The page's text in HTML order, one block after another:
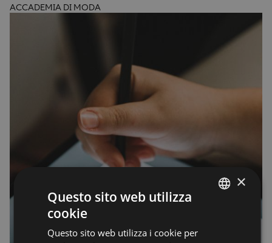
ACCADEMIA DI MODA
×
Questo sito web utilizza
cookie
Questo sito web utilizza i cookie per